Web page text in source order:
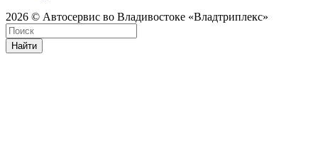
2026 © Автосервис во Владивостоке «Владтриплекс»
Найти